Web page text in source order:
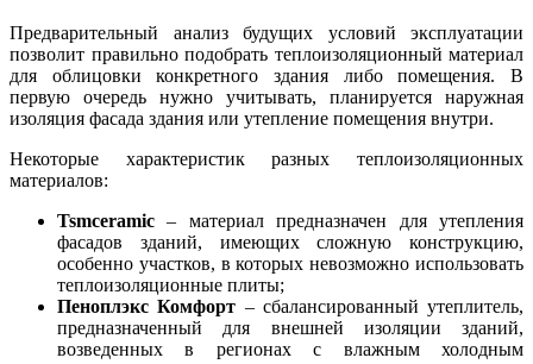
Предварительный анализ будущих условий эксплуатации
позволит правильно подобрать теплоизоляционный материал
для облицовки конкретного здания либо помещения. В
первую очередь нужно учитывать, планируется наружная
изоляция фасада здания или утепление помещения внутри.
Некоторые характеристик разных теплоизоляционных
материалов:
Tsmceramic – материал предназначен для утепления
фасадов зданий, имеющих сложную конструкцию,
особенно участков, в которых невозможно использовать
теплоизоляционные плиты;
Пеноплэкс Комфорт – сбалансированный утеплитель,
предназначенный для внешней изоляции зданий,
возведенных в регионах с влажным холодным